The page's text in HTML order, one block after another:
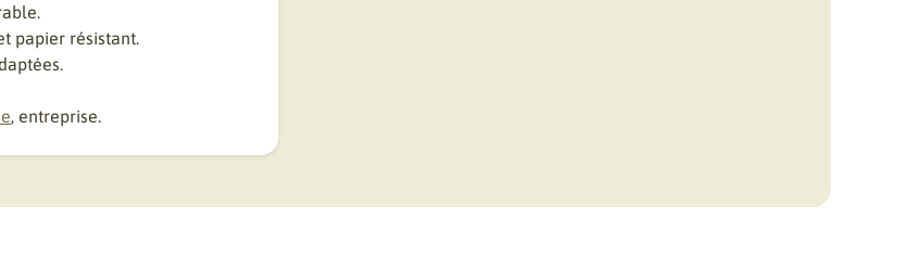
papier résistant.
, entreprise.